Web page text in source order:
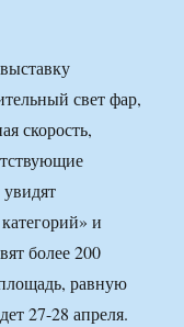
свет фар,
скорость,
и
более 200
равную
27-28 апреля.